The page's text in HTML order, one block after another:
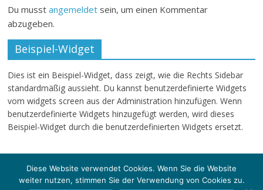
Du musstangemeldet sein, um einen Kommentar
abzugeben.
Beispiel-Widget
Dies ist ein Beispiel-Widget, dass zeigt, wie die Rechts Sidebar
standardmäßig aussieht. Du kannst benutzerdefinierte Widgets
vom widgets screen aus der Administration hinzufügen. Wenn
benutzerdefinierte Widgets hinzugefügt werden, wird dieses
Beispiel-Widget durch die benutzerdefinierten Widgets ersetzt.
Copyright © 2026klartext-sg. Alle Rechte vorbehalten.
Diese Website verwendet Cookies. Wenn Sie die Website
weiter nutzen, stimmen Sie der Verwendung von Cookies zu.